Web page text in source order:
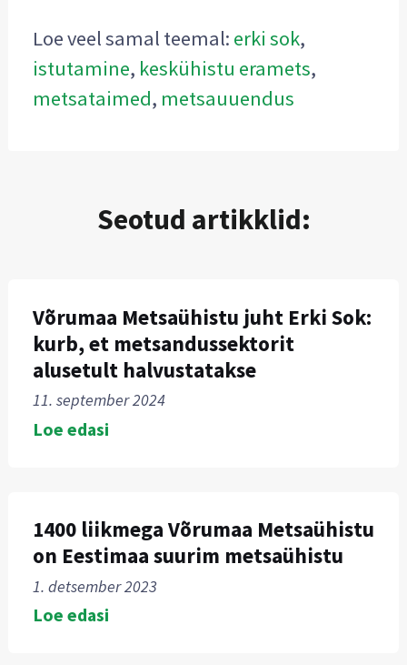
Loe veel samal teemal: erki sok,
istutamine, keskühistu eramets,
metsataimed, metsauuendus
Seotud artikklid:
Võrumaa Metsaühistu juht Erki Sok:
kurb, et metsandussektorit
alusetult halvustatakse
11. september 2024
Loe edasi
1400 liikmega Võrumaa Metsaühistu
on Eestimaa suurim metsaühistu
1. detsember 2023
Loe edasi